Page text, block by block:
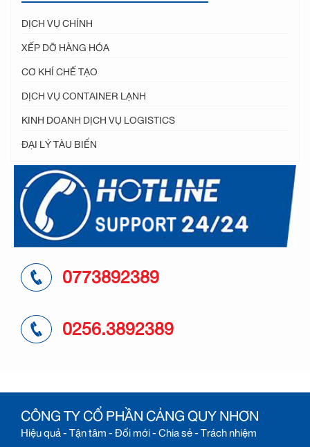
DỊCH VỤ CHÍNH
XẾP DỠ HÀNG HÓA
CƠ KHÍ CHẾ TẠO
DỊCH VỤ CONTAINER LẠNH
KINH DOANH DỊCH VỤ LOGISTICS
ĐẠI LÝ TÀU BIỂN
0773892389
0256.3892389
CÔNG TY CỔ PHẦN CẢNG QUY NHƠN
Hiệu quả - Tận tâm - Đổi mới - Chia sẻ - Trách nhiệm